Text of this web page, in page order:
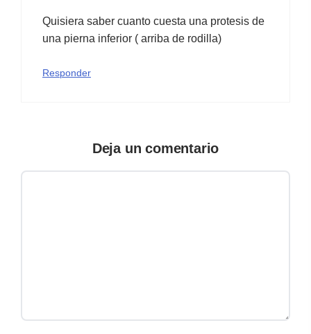
Quisiera saber cuanto cuesta una protesis de
una pierna inferior ( arriba de rodilla)
Responder
Deja un comentario